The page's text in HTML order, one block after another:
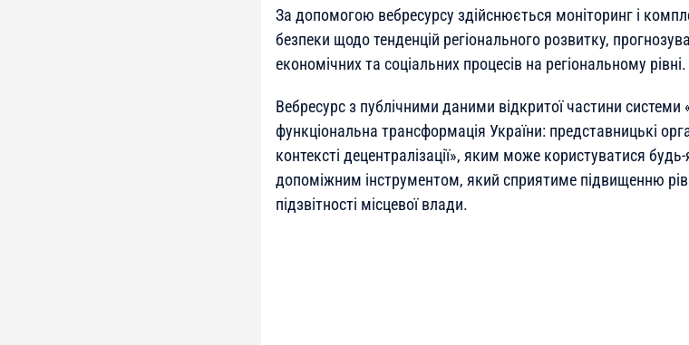
За допомогою вебресурсу здійснюється моніторинг і
безпеки щодо тенденцій регіонального розвитку,
економічних та соціальних процесів на регіональному рівні.
Вебресурс з публічними даними відкритої частини
функціональна трансформація України: представницькі
контексті децентралізації», яким може користуватися
допоміжним інструментом, який сприятиме підвищенню
підзвітності місцевої влади.